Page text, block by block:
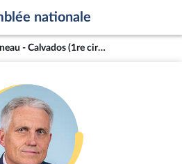
nationale
M. Joël Bruneau - Calvados (1re circonscription)